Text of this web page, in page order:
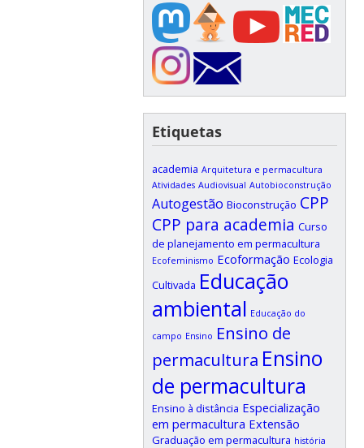
Etiquetas
academia Arquitetura e permacultura
Atividades Audiovisual Autobioconstrução
Autogestão Bioconstrução CPP
CPP para academia Curso
de planejamento em permacultura
Ecofeminismo Ecoformação Ecologia
Cultivada Educação
ambiental Educação do
campo Ensino Ensino de
permacultura Ensino
de permacultura
Ensino à distância Especialização
em permacultura Extensão
Graduação em permacultura história